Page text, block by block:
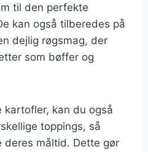
til den perfekte
kan også tilberedes på
dejlig røgsmag, der
som bøffer og
kartofler, kan du også
toppings, så
måltid. Dette gør